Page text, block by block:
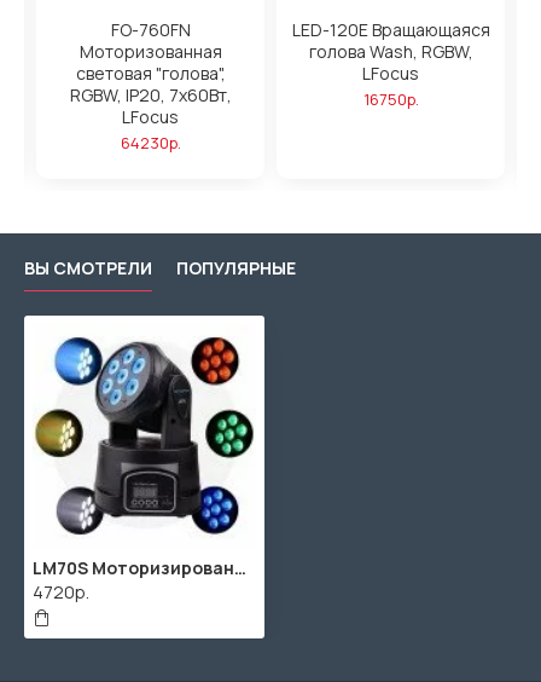
FO-760FN
Моторизованная
световая "голова",
RGBW, IP20, 7х60Вт,
LFocus
64230р.
LED-120E Вращающаяся
голова Wash, RGBW,
LFocus
16750р.
ВЫ СМОТРЕЛИ ПОПУЛЯРНЫЕ
LM70S Моторизированный светодиодный мини-прожектор, RGBW, 7x8Вт, Big Dipper
4720р.